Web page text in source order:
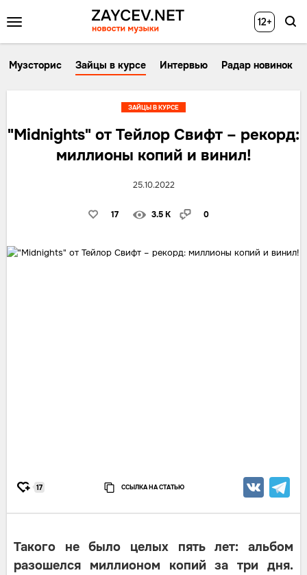
12+
Музсторис Зайцы в курсе Интервью Радар новинок
"Midnights" от Тейлор Свифт – рекорд:
миллионы копий и винил!
25.10.2022
17 3.5 K 0
ЗАЙЦЫ В КУРСЕ
17 ССЫЛКА НА СТАТЬЮ
Такого не было целых пять лет: альбом
разошелся миллионом копий за три дня.